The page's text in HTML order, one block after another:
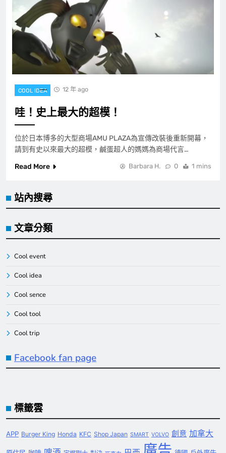
COOL IDEA 12 年 ago
哇！史上最大的超模！
位於日本博多的大型商場AMU PLAZA為宣傳改裝後重新開幕，
請到有史以來最大的超模，鹹蛋超人的媽媽為商場代言…
Read More
Barbara H. 0 1 mins
站內搜尋
文章分類
Cool event
Cool idea
Cool sence
Cool tool
Cool trip
Facebook fan page
標籤雲
APP Burger King Honda KFC Shop Japan SMART VOLVO 創意 加拿大